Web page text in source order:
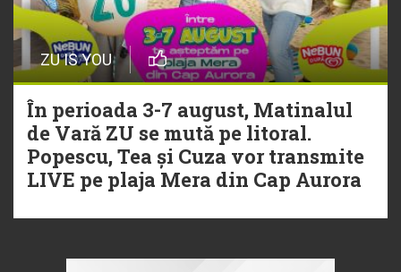
ZU IS YOU
În perioada 3-7 august, Matinalul
de Vară ZU se mută pe litoral.
Popescu, Tea și Cuza vor transmite
LIVE pe plaja Mera din Cap Aurora